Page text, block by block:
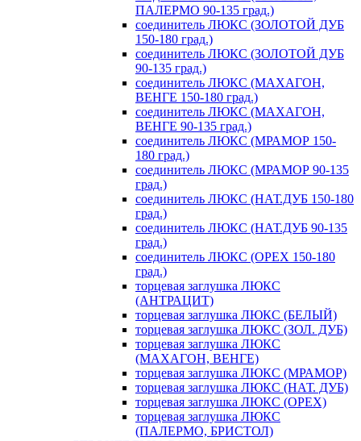
ПАЛЕРМО 90-135 град.)
соединитель ЛЮКС (ЗОЛОТОЙ ДУБ
150-180 град.)
соединитель ЛЮКС (ЗОЛОТОЙ ДУБ
90-135 град.)
соединитель ЛЮКС (МАХАГОН,
ВЕНГЕ 150-180 град.)
соединитель ЛЮКС (МАХАГОН,
ВЕНГЕ 90-135 град.)
соединитель ЛЮКС (МРАМОР 150-
180 град.)
соединитель ЛЮКС (МРАМОР 90-135
град.)
соединитель ЛЮКС (НАТ.ДУБ 150-180
град.)
соединитель ЛЮКС (НАТ.ДУБ 90-135
град.)
соединитель ЛЮКС (ОРЕХ 150-180
град.)
торцевая заглушка ЛЮКС
(АНТРАЦИТ)
торцевая заглушка ЛЮКС (БЕЛЫЙ)
торцевая заглушка ЛЮКС (ЗОЛ. ДУБ)
торцевая заглушка ЛЮКС
(МАХАГОН, ВЕНГЕ)
торцевая заглушка ЛЮКС (МРАМОР)
торцевая заглушка ЛЮКС (НАТ. ДУБ)
торцевая заглушка ЛЮКС (ОРЕХ)
торцевая заглушка ЛЮКС
(ПАЛЕРМО, БРИСТОЛ)